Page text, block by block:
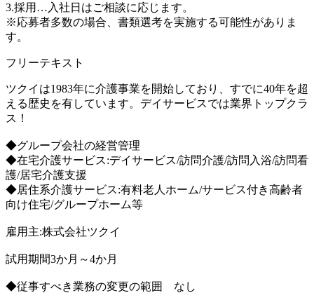
3.採用…入社日はご相談に応じます。
※応募者多数の場合、書類選考を実施する可能性がありま
す。
フリーテキスト
ツクイは1983年に介護事業を開始しており、すでに40年を超
える歴史を有しています。デイサービスでは業界トップクラ
ス！
◆グループ会社の経営管理
◆在宅介護サービス:デイサービス/訪問介護/訪問入浴/訪問看
護/居宅介護支援
◆居住系介護サービス:有料老人ホーム/サービス付き高齢者
向け住宅/グループホーム等
雇用主:株式会社ツクイ
試用期間3か月～4か月
◆従事すべき業務の変更の範囲 なし